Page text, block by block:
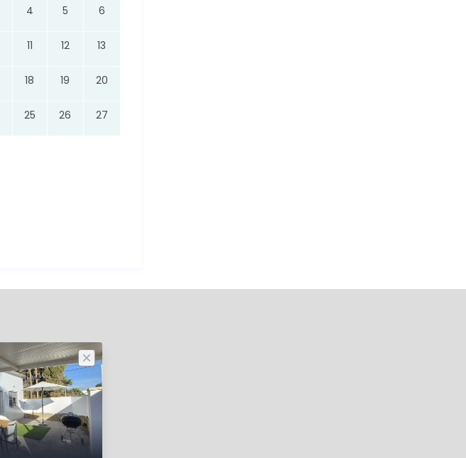
4 5 6
11 12 13
18 19 20
25 26 27